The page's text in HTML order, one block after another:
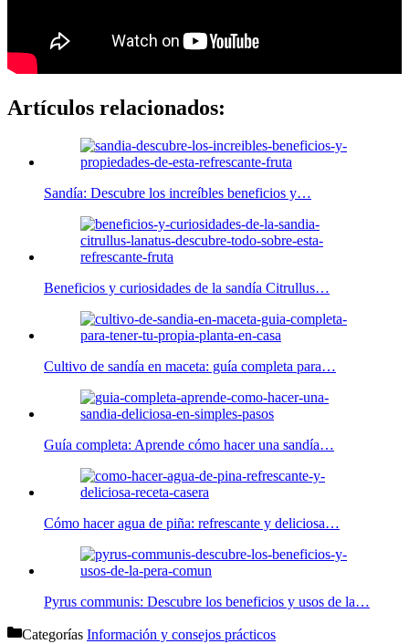
Artículos relacionados:
Sandía: Descubre los increíbles beneficios y…
Beneficios y curiosidades de la sandía Citrullus…
Cultivo de sandía en maceta: guía completa para…
Guía completa: Aprende cómo hacer una sandía…
Cómo hacer agua de piña: refrescante y deliciosa…
Pyrus communis: Descubre los beneficios y usos de la…
Categorías Información y consejos prácticos